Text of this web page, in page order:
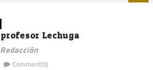
Lechuga
Redacción
Comment(0)